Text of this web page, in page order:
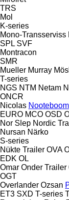
TRS
Mol
K-series
Mono-Transserviss
SPL SVF
Montracon
SMR
Mueller Murray
T-series
NGS NTM Netam
ONCR
Nicolas Nooteboom
EURO MCO OSD
Nor Slep Nordic
Nursan Närko
S-series
Nükte Trailer OVA
EDK OL
Omar Onder Trailer
OGT
Overlander Ozsan
ET3 SXD T-series